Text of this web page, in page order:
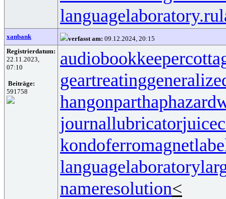
languagelaboratory.ru
xanbank verfasst am: 09.12.2024, 20:15
Registrierdatum:
22.11.2023,
07:10
Beiträge:
591758
audiobookkeeper
geartreating
hangonpart
journallubricator
kondoferromagnet
languagelaboratory
nameresolution<